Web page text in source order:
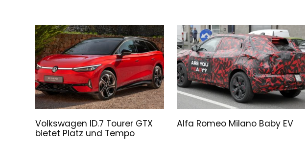
Volkswagen ID.7 Tourer GTX
bietet Platz und Tempo
Alfa Romeo Milano Baby EV